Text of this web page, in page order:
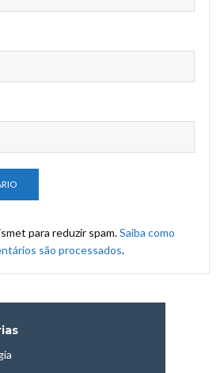
para reduzir spam.Saiba como
são processados.